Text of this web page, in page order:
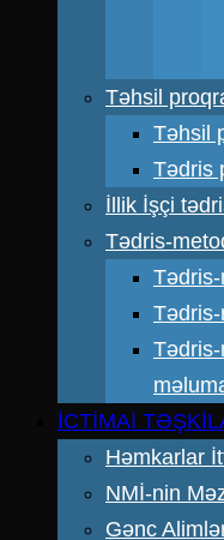
Təhsil
Təhsil
Tədris
İllik İşçi
Tədris-
Tədris-
İCTİMAİ
Həmkarlar
NMİ-nin
Gənc